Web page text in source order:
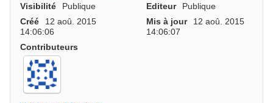
Visibilité
Publique Editeur
Publique
Créé
12 aoû. 2015
14:06:06
Mis à jour
12 aoû. 2015
14:06:07
Contributeurs